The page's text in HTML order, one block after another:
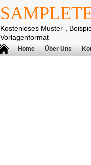
Kostenloses Muster-,
Vorlagenformat
Home Über Uns